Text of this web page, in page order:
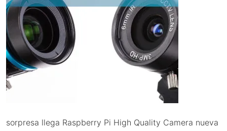
sorpresa llega Raspberry Pi High Quality Camera nueva